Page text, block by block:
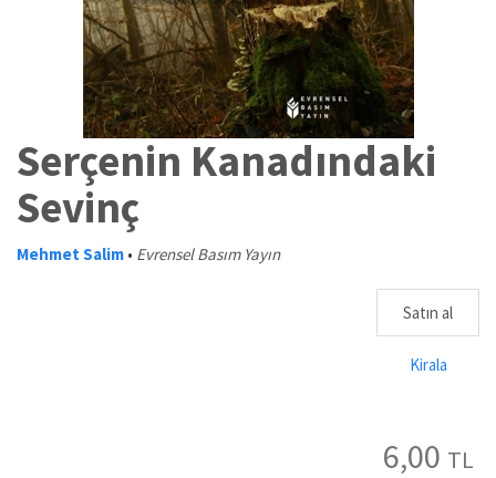
Serçenin Kanadındaki
Sevinç
Mehmet Salim • Evrensel Basım Yayın
Satın al
Kirala
6,00 TL